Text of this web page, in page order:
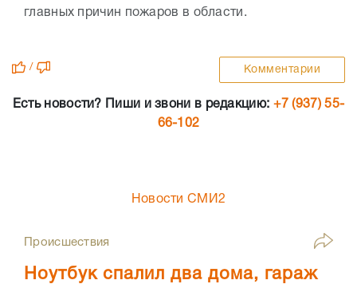
главных причин пожаров в области.
/ Комментарии
Есть новости? Пиши и звони в редакцию: +7 (937) 55-
66-102
Новости СМИ2
Происшествия
Ноутбук спалил два дома, гараж